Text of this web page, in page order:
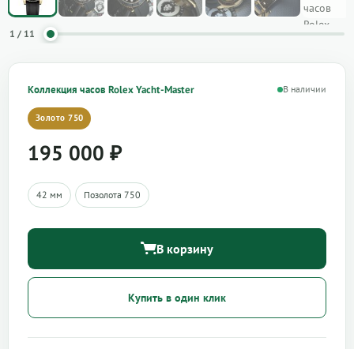
1 / 11
Коллекция часов Rolex Yacht-Master В наличии
Золото 750
195 000 ₽
42 мм Позолота 750
В корзину
Купить в один клик